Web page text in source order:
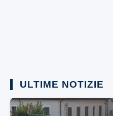
ULTIME NOTIZIE